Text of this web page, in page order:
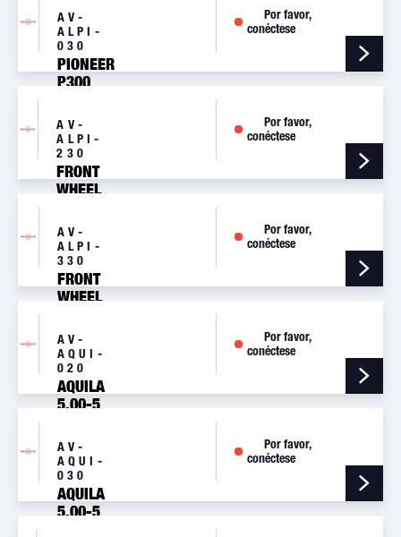
SL MAIN
WHEEL
ASSY
AV-
ALPI-
030
PIONEER
P300
WHEEL
ASSY
Por favor,
conéctese
AV-
ALPI-
230
FRONT
WHEEL
V-
INTERNAL
WIDTH
118MM
Por favor,
conéctese
AV-
ALPI-
330
FRONT
WHEEL
WIDTH
112
Por favor,
conéctese
AV-
AQUI-
020
AQUILA
5.00-5
WHEEL
ASSY
Por favor,
conéctese
AV-
AQUI-
030
AQUILA
5.00-5
Por favor,
conéctese